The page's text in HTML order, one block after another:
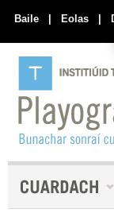
Baile | Eolas |